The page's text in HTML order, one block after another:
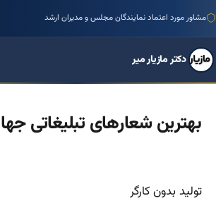
مشاور مورد اعتماد نمایندگان مجلس و مدیران ارشد
دکتر مازیار میر
بهترین شعارهای تبلیغاتی
تولید بدون کارگر